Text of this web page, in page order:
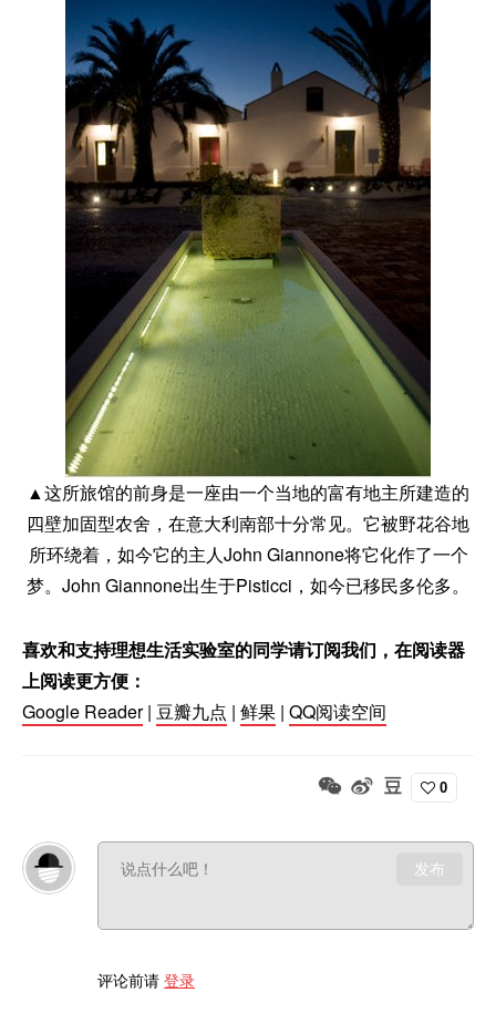
▲这所旅馆的前身是一座由一个当地的富有地主所建造的
四壁加固型农舍，在意大利南部十分常见。它被野花谷地
所环绕着，如今它的主人John Giannone将它化作了一个
梦。John Giannone出生于Pisticci，如今已移民多伦多。
喜欢和支持理想生活实验室的同学请订阅我们，在阅读器
上阅读更方便：
Google Reader| 豆瓣九点 | 鲜果 | QQ阅读空间
0
发布
评论前请 登录